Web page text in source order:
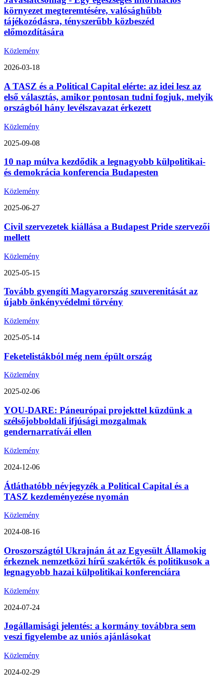
környezet megteremtésére, valósághűbb
tájékozódásra, tényszerűbb közbeszéd
előmozdítására
Közlemény
2026-03-18
A TASZ és a Political Capital elérte: az idei lesz az
első választás, amikor pontosan tudni fogjuk, melyik
országból hány levélszavazat érkezett
Közlemény
2025-09-08
10 nap múlva kezdődik a legnagyobb külpolitikai-
és demokrácia konferencia Budapesten
Közlemény
2025-06-27
Civil szervezetek kiállása a Budapest Pride szervezői
mellett
Közlemény
2025-05-15
Tovább gyengíti Magyarország szuverenitását az
újabb önkényvédelmi törvény
Közlemény
2025-05-14
Feketelistákból még nem épült ország
Közlemény
2025-02-06
YOU-DARE: Páneurópai projekttel küzdünk a
szélsőjobboldali ifjúsági mozgalmak
gendernarratívái ellen
Közlemény
2024-12-06
Átláthatóbb névjegyzék a Political Capital és a
TASZ kezdeményezése nyomán
Közlemény
2024-08-16
Oroszországtól Ukrajnán át az Egyesült Államokig
érkeznek nemzetközi hírű szakértők és politikusok a
legnagyobb hazai külpolitikai konferenciára
Közlemény
2024-07-24
Jogállamisági jelentés: a kormány továbbra sem
veszi figyelembe az uniós ajánlásokat
Közlemény
2024-02-29